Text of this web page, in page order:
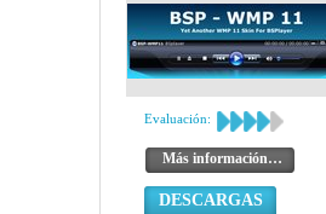
Evaluación:
Más información…
DESCARGAS